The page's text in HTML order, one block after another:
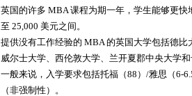
英国的许多 MBA 课程为期一年，学生能够更
至 25,000 美元之间。
提供没有工作经验的 MBA 的英国大学包括德
威尔士大学、西伦敦大学、兰开夏郡中央大学和
一般来说，入学要求包括托福（88）/雅思（6-
（非强制性）。